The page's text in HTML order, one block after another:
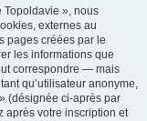
Topoldavie », nous
externes au
pages créées par le
les informations que
correspondre — mais
qu’utilisateur anonyme,
(désignée ci-après par
après votre inscription et